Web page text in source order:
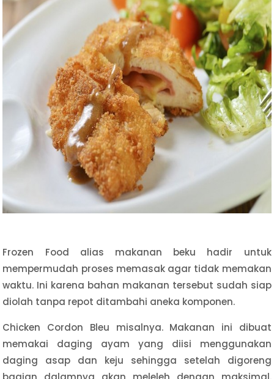
Frozen Food alias makanan beku hadir untuk
mempermudah proses memasak agar tidak memakan
waktu. Ini karena bahan makanan tersebut sudah siap
diolah tanpa repot ditambahi aneka komponen.
Chicken Cordon Bleu misalnya. Makanan ini dibuat
memakai daging ayam yang diisi menggunakan
daging asap dan keju sehingga setelah digoreng